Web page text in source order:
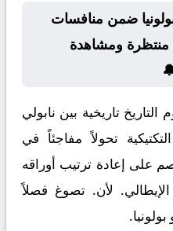
ضمن منافسات
منتظرة ومشاهدة
التاريخ تاريخية بين نابولي
تحولاً مفاجئاً في
على إعادة ترتيب أوراقه
الإيطالي. لأن. تصوغ فصلاً